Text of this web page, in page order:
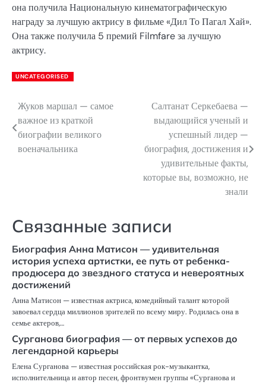
она получила Национальную кинематографическую
награду за лучшую актрису в фильме «Дил То Пагал Хай».
Она также получила 5 премий Filmfare за лучшую
актрису.
UNCATEGORISED
Навигация
по
записям
Жуков маршал — самое
важное из краткой
биографии великого
военачальника
Салтанат Серкебаева —
выдающийся ученый и
успешный лидер —
биография, достижения и
удивительные факты,
которые вы, возможно, не
знали
Связанные записи
Биография Анна Матисон — удивительная
история успеха артистки, ее путь от ребенка-
продюсера до звездного статуса и невероятных
достижений
Анна Матисон — известная актриса, комедийный талант которой
завоевал сердца миллионов зрителей по всему миру. Родилась она в
семье актеров,…
Сурганова биография — от первых успехов до
легендарной карьеры
Елена Сурганова — известная российская рок-музыкантка,
исполнительница и автор песен, фронтвумен группы «Сурганова и